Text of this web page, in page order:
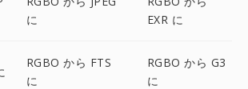
に
EXR に
RGBO から FTS
に
RGBO から G3
に